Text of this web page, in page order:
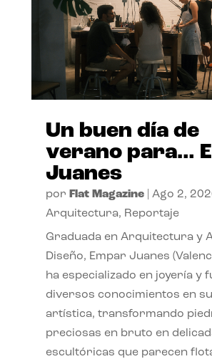
Un buen día de
verano para…
Juanes
por Flat Magazine| Ago 2,
Arquitectura, Reportaje
Graduada en Arquitectura y
Diseño, Empar Juanes
ha especializado en joyería y
diversos conocimientos en
artística, transformando
preciosas en bruto en
escultóricas que parecen